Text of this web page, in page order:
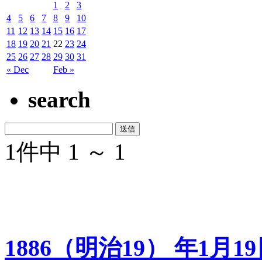
« Dec Feb »
1 2
3
4
5 6 7 8 9
10
11 12 13 14 15 16 17
18 19 20 21 22 23 24
25 26 27 28 29 30 31
search
1件中 1 ～ 1
1886（明治19） 年1月